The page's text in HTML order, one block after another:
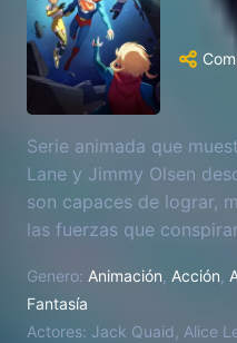
Serie animada que
Lane y Jimmy Olsen
son capaces de lograr,
las fuerzas que
Genero: Animación Acción
Fantasía
Actores: Jack Quaid, Alice